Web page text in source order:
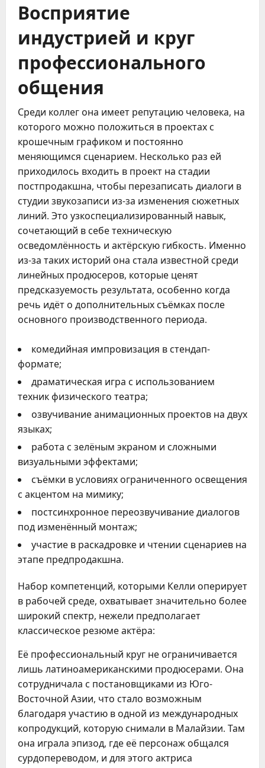
Восприятие
индустрией и круг
профессионального
общения
Среди коллег она имеет репутацию человека, на
которого можно положиться в проектах с
крошечным графиком и постоянно
меняющимся сценарием. Несколько раз ей
приходилось входить в проект на стадии
постпродакшна, чтобы перезаписать диалоги в
студии звукозаписи из-за изменения сюжетных
линий. Это узкоспециализированный навык,
сочетающий в себе техническую
осведомлённость и актёрскую гибкость. Именно
из-за таких историй она стала известной среди
линейных продюсеров, которые ценят
предсказуемость результата, особенно когда
речь идёт о дополнительных съёмках после
основного производственного периода.
комедийная импровизация в стендап-
формате;
драматическая игра с использованием
техник физического театра;
озвучивание анимационных проектов на двух
языках;
работа с зелёным экраном и сложными
визуальными эффектами;
съёмки в условиях ограниченного освещения
с акцентом на мимику;
постсинхронное переозвучивание диалогов
под изменённый монтаж;
участие в раскадровке и чтении сценариев на
этапе предпродакшна.
Набор компетенций, которыми Келли оперирует
в рабочей среде, охватывает значительно более
широкий спектр, нежели предполагает
классическое резюме актёра:
Её профессиональный круг не ограничивается
лишь латиноамериканскими продюсерами. Она
сотрудничала с постановщиками из Юго-
Восточной Азии, что стало возможным
благодаря участию в одной из международных
копродукций, которую снимали в Малайзии. Там
она играла эпизод, где её персонаж общался
сурдопереводом, и для этого актриса